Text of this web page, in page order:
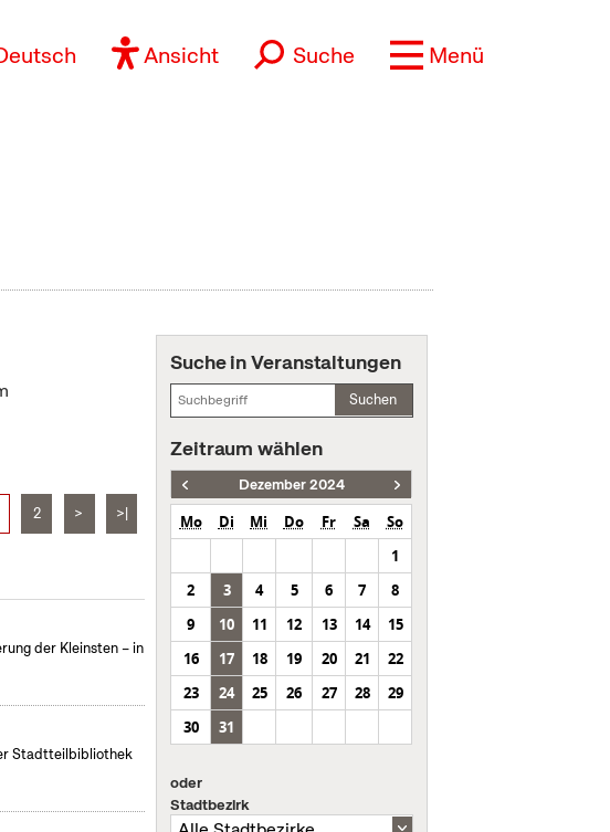
Ansicht Suche Menü
2 > >|
der Kleinsten – in
Stadtteilbibliothek
Suche in Veranstaltungen
Suchen
Zeitraum wählen
Dezember 2024
Mo Di Mi Do Fr Sa
So
1
2
3 4 5 6 7
8
9
10 11 12 13 14
15
16
17 18 19 20 21
22
23
24 25 26 27 28
29
30
31
oder
Stadtbezirk